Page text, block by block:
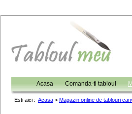
Acasa Comanda-ti tabloul
Esti aici : Acasa > Magazin online de tablouri